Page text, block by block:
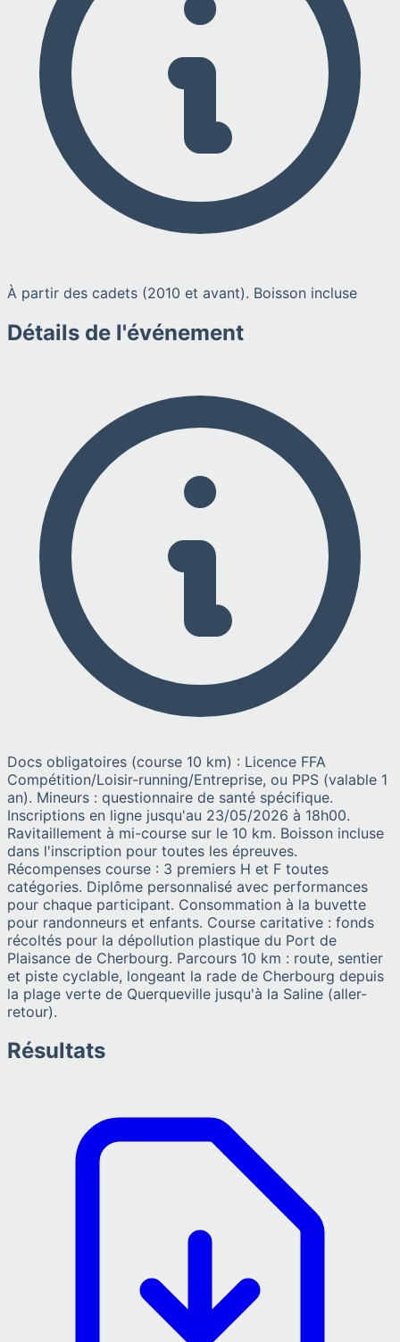
À partir des cadets (2010 et avant). Boisson incluse
Détails de l'événement
Docs obligatoires (course 10 km) : Licence FFA
Compétition/Loisir-running/Entreprise, ou PPS (valable 1
an). Mineurs : questionnaire de santé spécifique.
Inscriptions en ligne jusqu'au 23/05/2026 à 18h00.
Ravitaillement à mi-course sur le 10 km. Boisson incluse
dans l'inscription pour toutes les épreuves.
Récompenses course : 3 premiers H et F toutes
catégories. Diplôme personnalisé avec performances
pour chaque participant. Consommation à la buvette
pour randonneurs et enfants. Course caritative : fonds
récoltés pour la dépollution plastique du Port de
Plaisance de Cherbourg. Parcours 10 km : route, sentier
et piste cyclable, longeant la rade de Cherbourg depuis
la plage verte de Querqueville jusqu'à la Saline (aller-
retour).
Résultats